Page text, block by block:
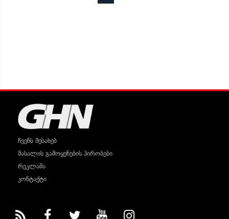
ჩვენს შესახებ
მასალის გამოყენების პირობები
რეკლამა
კონტაქტი